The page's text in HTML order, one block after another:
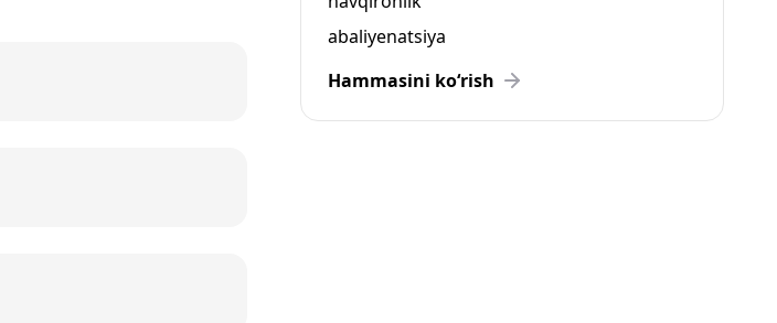
abaliyenatsiya
Hammasini ko‘rish